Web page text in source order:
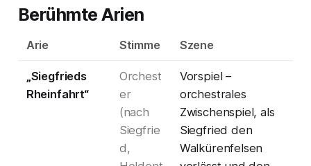
Berühmte Arien
Arie Stimme Szene
„Siegfrieds
Rheinfahrt“
Orchest
er
(nach
Siegfrie
d,
Vorspiel –
orchestrales
Zwischenspiel, als
Siegfried den
Walkürenfelsen